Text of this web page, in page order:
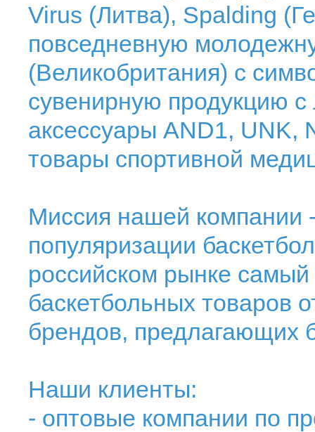
Virus (Литва), Spalding
повседневную
(Великобритания) с
сувенирную продукцию с
аксессуары AND1, UNK,
товары спортивной
Миссия нашей компании
популяризации
российском рынке
баскетбольных товаров
брендов, предлагающих
Наши клиенты:
- оптовые компании по